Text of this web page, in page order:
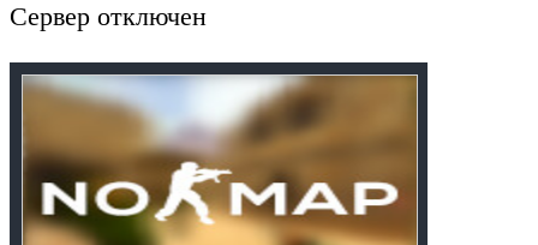
Сервер отключен